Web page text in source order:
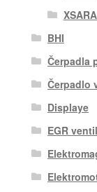
BHI
Čerpadla
Čerpadlo
Displaye
EGR